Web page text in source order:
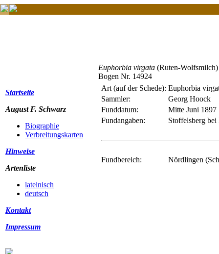
Startseite
August F. Schwarz
Biographie
Verbreitungskarten
Hinweise
Artenliste
lateinisch
deutsch
Kontakt
Impressum
Euphorbia virgata (Ruten-Wolfsmilch)
Bogen Nr. 14924
Art (auf der Schede): Euphorbia
Sammler:
Georg Hoock
Funddatum:
Mitte Juni 1897
Fundangaben:
Stoffelsberg
Fundbereich: Nördlingen